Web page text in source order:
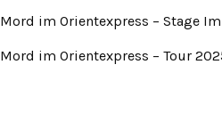
Mord im Orientexpress – Stage
Mord im Orientexpress – Tour